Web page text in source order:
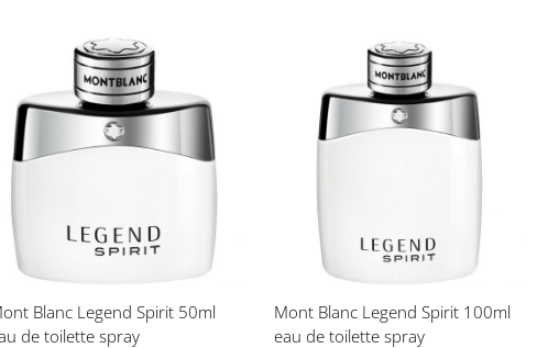
toe
aan
verlanglijst
Blanc Legend Spirit 50ml
de toilette spray
Voeg
toe
aan
Mont Blanc Legend Spirit 100ml
eau de toilette spray